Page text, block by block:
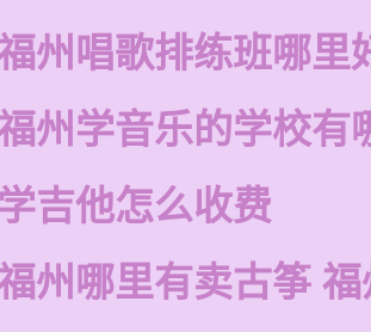
州唱歌排练班哪里
州学音乐的学校有
学吉他怎么收费
州哪里有卖古筝